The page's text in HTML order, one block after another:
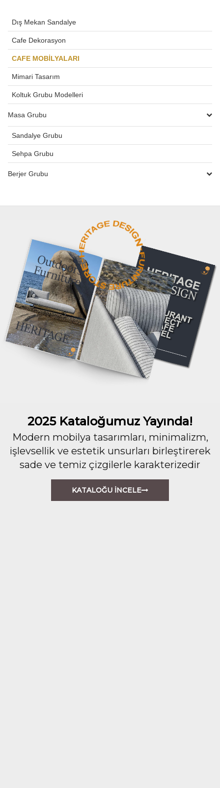
Dış Mekan Sandalye
Cafe Dekorasyon
CAFE MOBİLYALARI
Mimari Tasarım
Koltuk Grubu Modelleri
Masa Grubu
Sandalye Grubu
Sehpa Grubu
Berjer Grubu
2025 Kataloğumuz Yayında!
Modern mobilya tasarımları, minimalizm,
işlevsellik ve estetik unsurları birleştirerek
sade ve temiz çizgilerle karakterizedir
KATALOĞU İNCELE